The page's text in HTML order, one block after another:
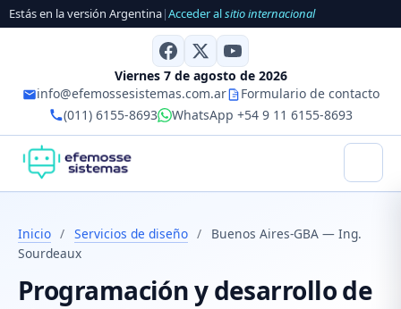
Estás en la versión Argentina|Acceder alsitio internacional
Viernes 7 de agosto de 2026
info@efemossesistemas.com.ar
Formulario de contacto
(011) 6155-8693
WhatsApp +54 9 11 6155-8693
Inicio / Servicios de diseño /
Buenos Aires-GBA — Ing.
Sourdeaux
Programación y desarrollo de